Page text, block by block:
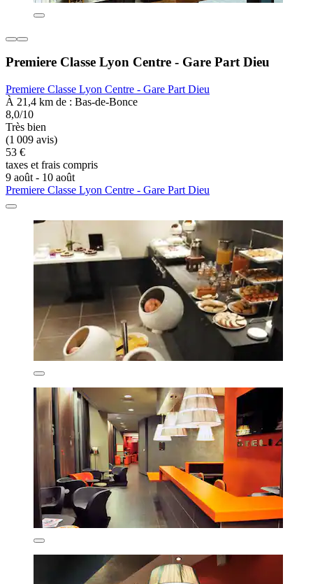
Premiere Classe Lyon Centre - Gare Part Dieu
Premiere Classe Lyon Centre - Gare Part Dieu
À 21,4 km de : Bas-de-Bonce
8,0/10
Très bien
(1 009 avis)
53 €
taxes et frais compris
9 août - 10 août
Premiere Classe Lyon Centre - Gare Part Dieu